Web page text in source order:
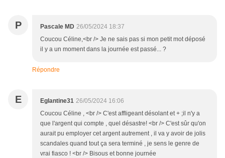
P Pascale MD 26/05/2024 18:37
Coucou Céline,<br /> Je ne sais pas si mon petit mot déposé
il y a un moment dans la journée est passé... ?
Répondre
E Eglantine31 26/05/2024 16:06
Coucou Céline , <br /> C'est affligeant désolant et + ;il n'y a
que l'argent qui compte , quel désastre! <br /> C'est sûr qu'on
aurait pu employer cet argent autrement , il va y avoir de jolis
scandales quand tout ça sera terminé , je sens le genre de
vrai fiasco ! <br /> Bisous et bonne journée